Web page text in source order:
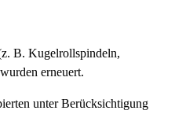
B. Kugelrollspindeln,
erneuert.
unter Berücksichtigung